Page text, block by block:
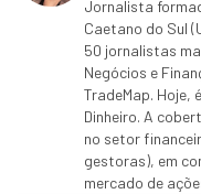
Jornalista
Caetano do Sul
50 jornalistas
Negócios e
TradeMap. Hoje,
Dinheiro. A
no setor
gestoras), em
mercado de